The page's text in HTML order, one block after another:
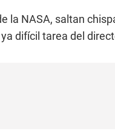
la NASA, saltan
difícil tarea del